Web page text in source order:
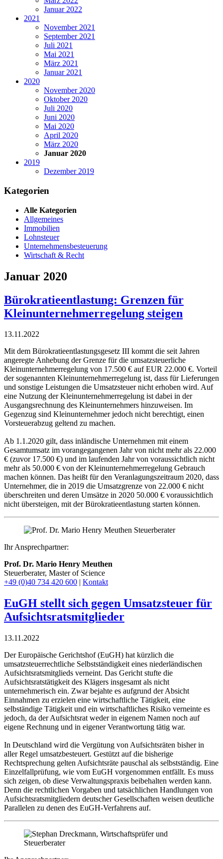
Januar 2022
2021
November 2021
September 2021
Juli 2021
Mai 2021
März 2021
Januar 2021
2020
November 2020
Oktober 2020
Juli 2020
Juni 2020
Mai 2020
April 2020
März 2020
Januar 2020
2019
Dezember 2019
Kategorien
Alle Kategorien
Allgemeines
Immobilien
Lohnsteuer
Unternehmensbesteuerung
Wirtschaft & Recht
Januar 2020
Bürokratieentlastung: Grenzen für
Kleinunternehmerregelung steigen
13.11.2022
Mit dem Bürokratieentlastungsgesetz III kommt die seit Jahren
angeregte Anhebung der Grenze für die umsatzsteuerliche
Kleinunternehmerregelung von 17.500 € auf EUR 22.000 €. Vorteil
der sogenannten Kleinunternehmerregelung ist, dass für Lieferungen
und sonstige Leistungen die Umsatzsteuer nicht erhoben wird. Auf
eine Nutzung der Kleinunternehmerregelung ist dabei in der
Ausgangsrechnung des Kleinunternehmers hinzuweisen. Im
Gegenzug sind Kleinunternehmer jedoch nicht berechtigt, einen
Vorsteuerabzug geltend zu machen.
Ab 1.1.2020 gilt, dass inländische Unternehmen mit einem
Gesamtumsatz im vorangegangenen Jahr von nicht mehr als 22.000
€ (zuvor 17.500 €) und im laufenden Jahr von voraussichtlich nicht
mehr als 50.000 € von der Kleinunternehmerregelung Gebrauch
machen können. Das heißt für den Veranlagungszeitraum 2020, dass
Unternehmer, die in 2019 die Umsatzgrenze von 22.000 € nicht
überschreiten und deren Umsätze in 2020 50.000 € voraussichtlich
nicht übersteigen, mit der Bürokratieentlastung starten können.
Ihr Ansprechpartner:
Prof. Dr. Mario Henry Meuthen
Steuerberater, Master of Science
+49 (0)40 734 420 600 | Kontakt
EuGH stellt sich gegen Umsatzsteuer für
Aufsichtsratsmitglieder
13.11.2022
Der Europäische Gerichtshof (EuGH) hat kürzlich die
umsatzsteuerrechtliche Selbstständigkeit eines niederländischen
Aufsichtsratsmitglieds verneint. Das Gericht stufte die
Aufsichtsratstätigkeit des Klägers insgesamt als nicht
unternehmerisch ein. Zwar bejahte es aufgrund der Absicht
Einnahmen zu erzielen eine wirtschaftliche Tätigkeit, eine
selbständige Tätigkeit und ein wirtschaftliches Risiko verneinte es
jedoch, da der Aufsichtsrat weder in eigenem Namen noch auf
eigene Rechnung und in eigener Verantwortung tätig war.
In Deutschland wird die Vergütung von Aufsichtsräten bisher in
aller Regel umsatzbesteuert. Gestützt auf die bisherige
Rechtsprechung gelten Aufsichtsräte pauschal als selbstständig. Eine
Einzelfallprüfung, wie vom EuGH vorgenommen entfällt. Es muss
sich zeigen, ob diese Verwaltungspraxis beibehalten werden kann.
Denn die rechtlichen Vorgaben und tatsächlichen Handlungen von
Aufsichtsratsmitgliedern deutscher Gesellschaften weisen deutliche
Parallelen zu denen des EuGH-Verfahrens auf.